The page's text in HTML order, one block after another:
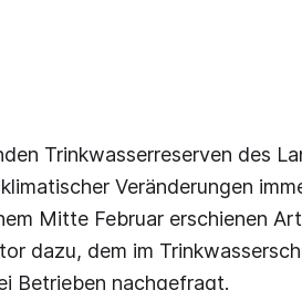
Trinkwasserreserven des
Veränderungen
Mitte Februar erschienen
dazu, dem im
Betrieben nachgefragt.